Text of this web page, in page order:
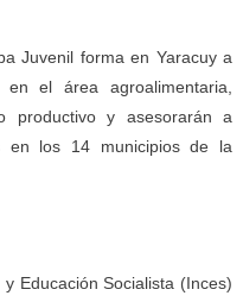
Juvenil forma en Yaracuy a
el área agroalimentaria,
productivo y asesorarán a
en los 14 municipios de la
Educación Socialista (Inces)